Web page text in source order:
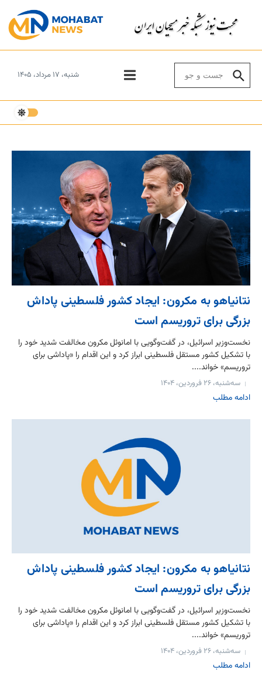
شنبه، ۱۷ مرداد، ۱۴۰۵
نتانیاهو به مکرون: ایجاد کشور فلسطینی پاداش
بزرگی برای تروریسم است
نخست‌وزیر اسرائیل، در گفت‌وگویی با امانوئل مکرون مخالفت شدید خود را
با تشکیل کشور مستقل فلسطینی ابراز کرد و این اقدام را «پاداشی برای
تروریسم» خواند....
سه‌شنبه، ۲۶ فروردین، ۱۴۰۴
ادامه مطلب
نتانیاهو به مکرون: ایجاد کشور فلسطینی پاداش
بزرگی برای تروریسم است
نخست‌وزیر اسرائیل، در گفت‌وگویی با امانوئل مکرون مخالفت شدید خود را
با تشکیل کشور مستقل فلسطینی ابراز کرد و این اقدام را «پاداشی برای
تروریسم» خواند....
سه‌شنبه، ۲۶ فروردین، ۱۴۰۴
ادامه مطلب